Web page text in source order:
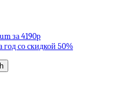
за 4190р
со скидкой 50%